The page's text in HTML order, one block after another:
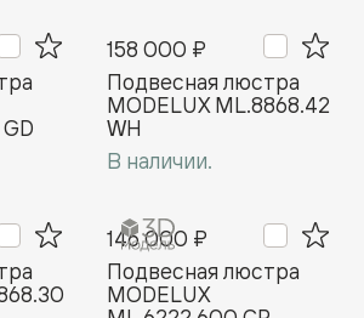
158 000 ₽
Подвесная люстра
MODELUX ML.8868.42
WH
В наличии.
146 000 ₽
Подвесная люстра
MODELUX